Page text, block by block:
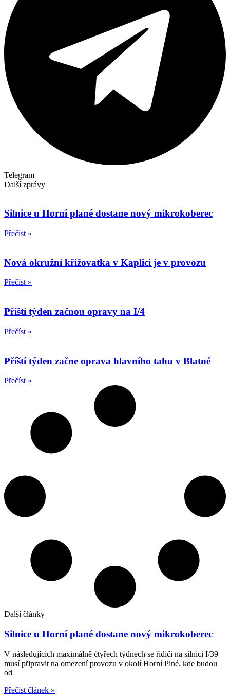
Telegram
Další zprávy
Silnice u Horní plané dostane nový mikrokoberec
Přečíst »
Nová okružní křižovatka v Kaplici je v provozu
Přečíst »
Příští týden začnou opravy na I/4
Přečíst »
Příští týden začne oprava hlavního tahu v Blatné
Přečíst »
Další články
Silnice u Horní plané dostane nový mikrokoberec
V následujících maximálně čtyřech týdnech se řidiči na silnici I/39
musí připravit na omezení provozu v okolí Horní Plné, kde budou
od
Přečíst článek »